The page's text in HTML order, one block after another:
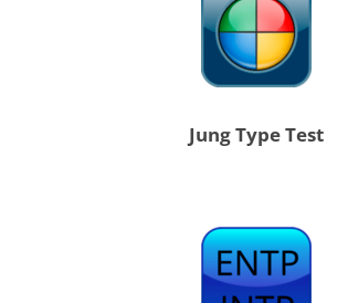
Jung Type Test